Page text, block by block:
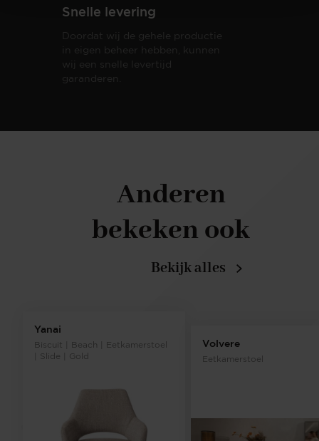
Snelle levering
Doordat wij de gehele productie
in eigen beheer hebben, kunnen
wij een snelle levertijd
garanderen.
Yanai
Biscuit | Beach | Eetkamerstoel
| Slide | Gold
Volvere
Eetkamerstoel
Anderen
bekeken ook
Bekijk alles